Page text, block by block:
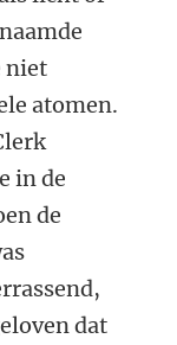
niet
atomen.
in de
de
dat